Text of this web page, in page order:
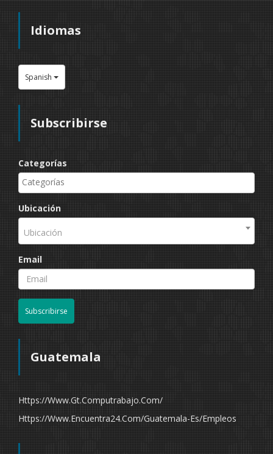
Idiomas
Spanish
Subscribirse
Categorías
Ubicación
Ubicación
Email
Subscribirse
Guatemala
Https://www.gt.computrabajo.com/
Https://www.encuentra24.com/guatemala-Es/empleos